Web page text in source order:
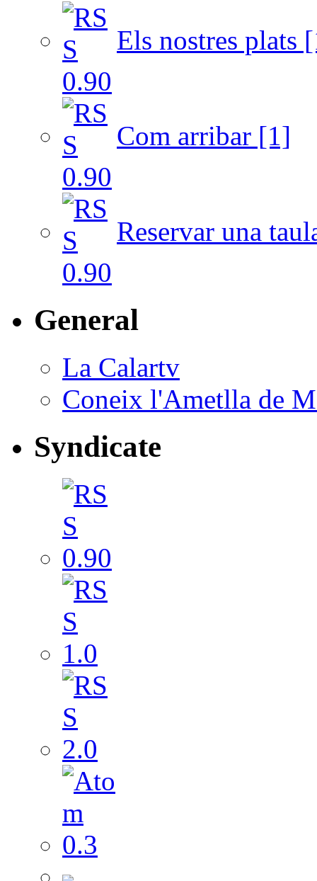
Els nostres plats
Com arribar [1]
Reservar una
General
La Calartv
Coneix l'Ametlla de
Syndicate